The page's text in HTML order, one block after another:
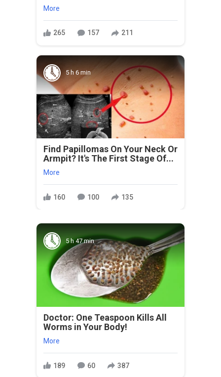
More
265 157 211
5 h 6 min
Find Papillomas On Your Neck Or
Armpit? It's The First Stage Of...
More
160 100 135
5 h 47 min
Doctor: One Teaspoon Kills All
Worms in Your Body!
More
189 60 387